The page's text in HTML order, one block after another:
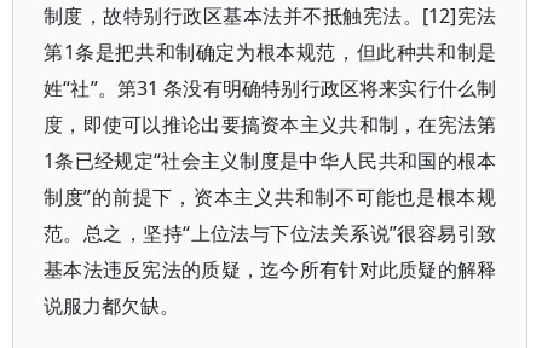
制度，故特别行政区基本法并不抵触宪法。[12]宪法
第1条是把共和制确定为根本规范，但此种共和制是
姓“社”。第31 条没有明确特别行政区将来实行什么制
度，即使可以推论出要搞资本主义共和制，在宪法第
1条已经规定“社会主义制度是中华人民共和国的根本
制度”的前提下，资本主义共和制不可能也是根本规
范。总之，坚持“上位法与下位法关系说”很容易引致
基本法违反宪法的质疑，迄今所有针对此质疑的解释
说服力都欠缺。